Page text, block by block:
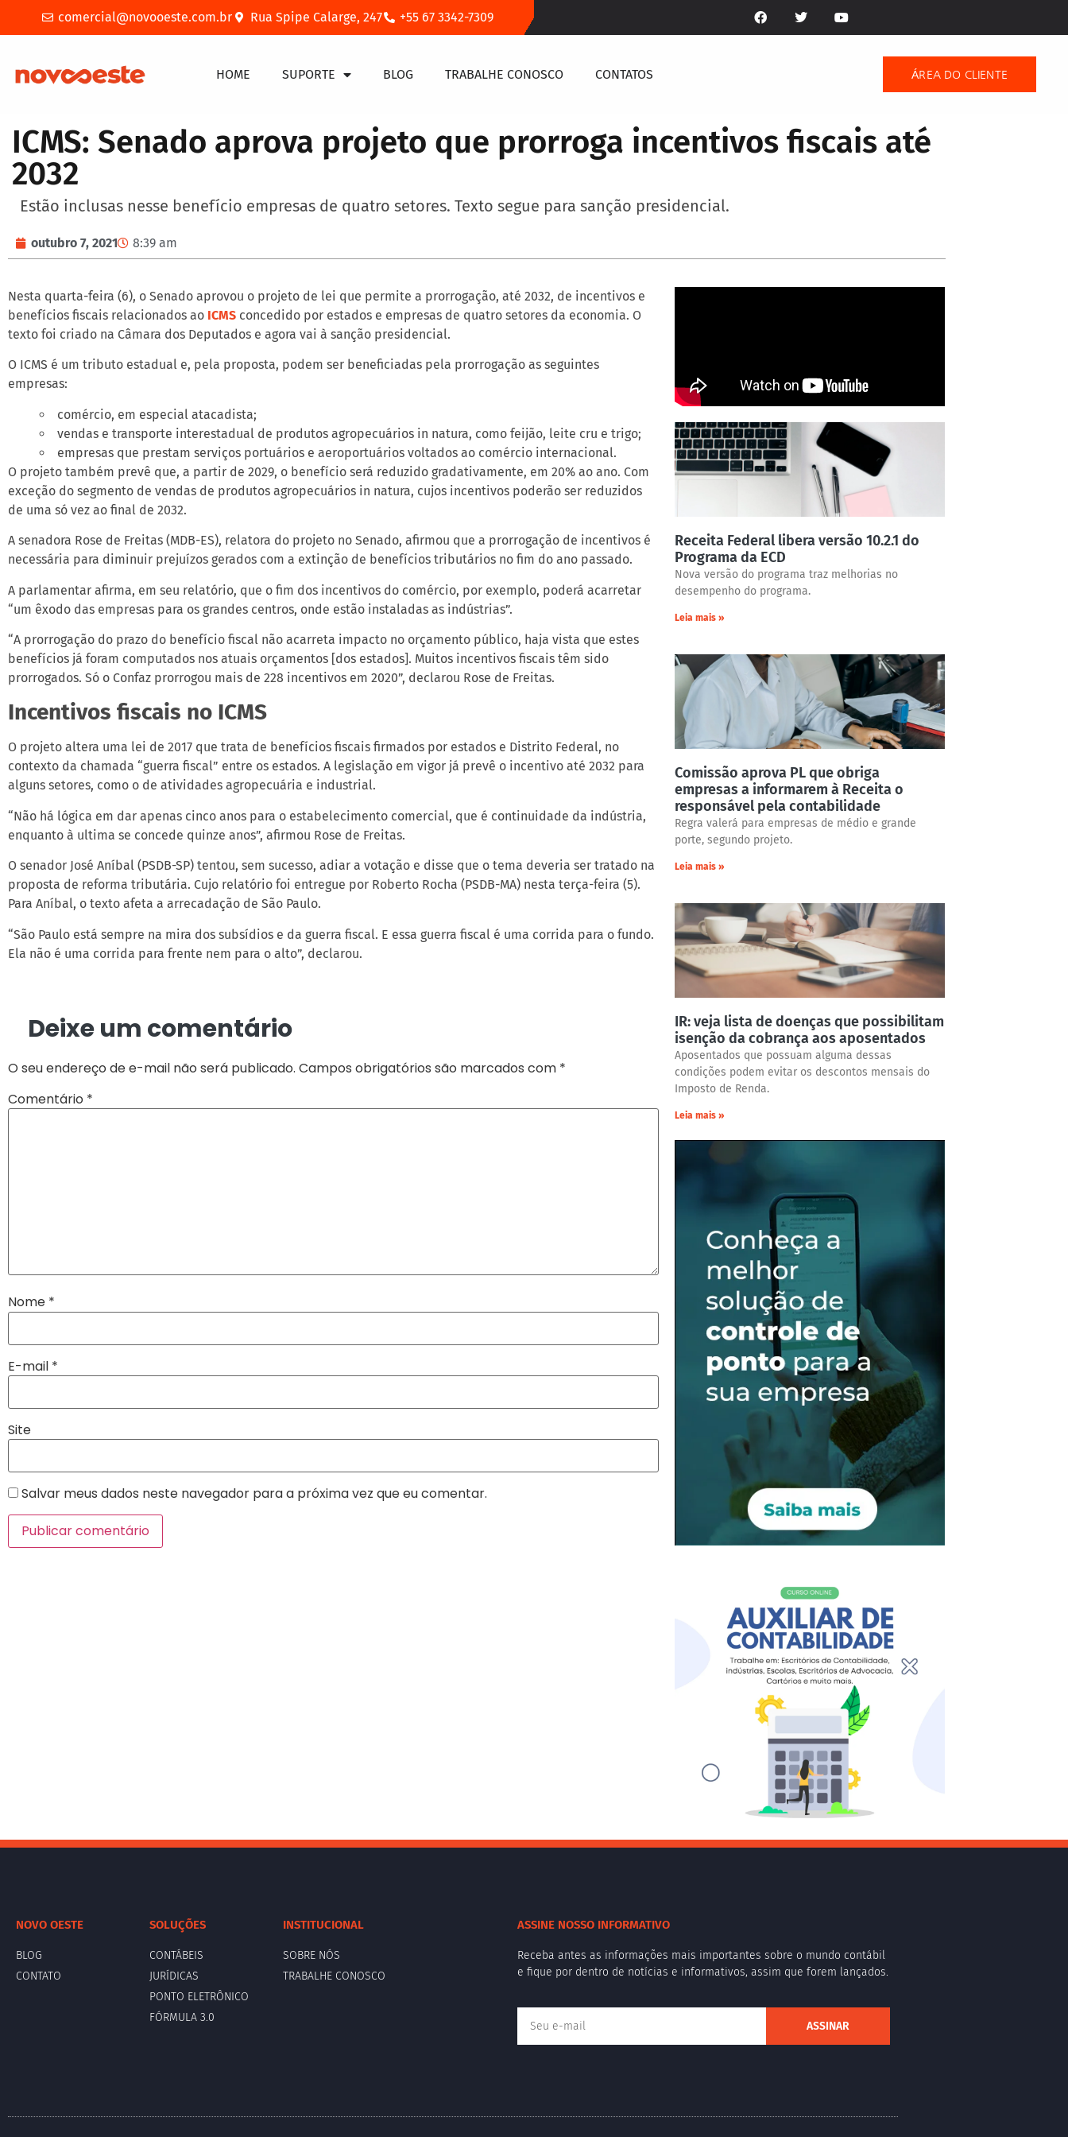
comercial@novooeste.com.br Rua Spipe Calarge, 247 +55 67 3342-7309
HOME SUPORTE BLOG TRABALHE CONOSCO CONTATOS ÁREA DO CLIENTE
ICMS: Senado aprova projeto que prorroga incentivos fiscais até
2032
Estão inclusas nesse benefício empresas de quatro setores. Texto segue para sanção presidencial.
outubro 7, 2021 8:39 am
Nesta quarta-feira (6), o Senado aprovou o projeto de lei que permite a prorrogação, até 2032, de incentivos e
benefícios fiscais relacionados ao ICMS concedido por estados e empresas de quatro setores da economia. O
texto foi criado na Câmara dos Deputados e agora vai à sanção presidencial.
O ICMS é um tributo estadual e, pela proposta, podem ser beneficiadas pela prorrogação as seguintes
empresas:
comércio, em especial atacadista;
vendas e transporte interestadual de produtos agropecuários in natura, como feijão, leite cru e trigo;
empresas que prestam serviços portuários e aeroportuários voltados ao comércio internacional.
O projeto também prevê que, a partir de 2029, o benefício será reduzido gradativamente, em 20% ao ano. Com
exceção do segmento de vendas de produtos agropecuários in natura, cujos incentivos poderão ser reduzidos
de uma só vez ao final de 2032.
A senadora Rose de Freitas (MDB-ES), relatora do projeto no Senado, afirmou que a prorrogação de incentivos é
necessária para diminuir prejuízos gerados com a extinção de benefícios tributários no fim do ano passado.
A parlamentar afirma, em seu relatório, que o fim dos incentivos do comércio, por exemplo, poderá acarretar
“um êxodo das empresas para os grandes centros, onde estão instaladas as indústrias”.
“A prorrogação do prazo do benefício fiscal não acarreta impacto no orçamento público, haja vista que estes
benefícios já foram computados nos atuais orçamentos [dos estados]. Muitos incentivos fiscais têm sido
prorrogados. Só o Confaz prorrogou mais de 228 incentivos em 2020”, declarou Rose de Freitas.
Incentivos fiscais no ICMS
O projeto altera uma lei de 2017 que trata de benefícios fiscais firmados por estados e Distrito Federal, no
contexto da chamada “guerra fiscal” entre os estados. A legislação em vigor já prevê o incentivo até 2032 para
alguns setores, como o de atividades agropecuária e industrial.
“Não há lógica em dar apenas cinco anos para o estabelecimento comercial, que é continuidade da indústria,
enquanto à ultima se concede quinze anos”, afirmou Rose de Freitas.
O senador José Aníbal (PSDB-SP) tentou, sem sucesso, adiar a votação e disse que o tema deveria ser tratado na
proposta de reforma tributária. Cujo relatório foi entregue por Roberto Rocha (PSDB-MA) nesta terça-feira (5).
Para Aníbal, o texto afeta a arrecadação de São Paulo.
“São Paulo está sempre na mira dos subsídios e da guerra fiscal. E essa guerra fiscal é uma corrida para o fundo.
Ela não é uma corrida para frente nem para o alto”, declarou.
Deixe um comentário
O seu endereço de e-mail não será publicado. Campos obrigatórios são marcados com *
Comentário *
Nome *
E-mail *
Site
Salvar meus dados neste navegador para a próxima vez que eu comentar.
Receita Federal libera versão 10.2.1 do
Programa da ECD
Nova versão do programa traz melhorias no
desempenho do programa.
Leia mais »
Comissão aprova PL que obriga
empresas a informarem à Receita o
responsável pela contabilidade
Regra valerá para empresas de médio e grande
porte, segundo projeto.
Leia mais »
IR: veja lista de doenças que possibilitam
isenção da cobrança aos aposentados
Aposentados que possuam alguma dessas
condições podem evitar os descontos mensais do
Imposto de Renda.
Leia mais »
NOVO OESTE
BLOG
CONTATO
SOLUÇÕES
CONTÁBEIS
JURÍDICAS
PONTO ELETRÔNICO
FÓRMULA 3.0
INSTITUCIONAL
SOBRE NÓS
TRABALHE CONOSCO
ASSINE NOSSO INFORMATIVO
Receba antes as informações mais importantes sobre o mundo contábil
e fique por dentro de notícias e informativos, assim que forem lançados.
ASSINAR